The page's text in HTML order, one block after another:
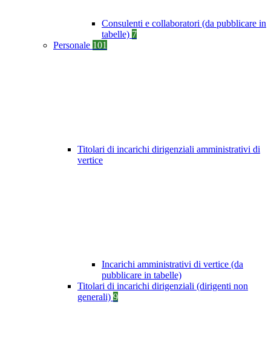
Consulenti e collaboratori (da pubblicare in
tabelle) 7
Personale 101
Titolari di incarichi dirigenziali amministrativi di
vertice
Incarichi amministrativi di vertice (da
pubblicare in tabelle)
Titolari di incarichi dirigenziali (dirigenti non
generali) 9